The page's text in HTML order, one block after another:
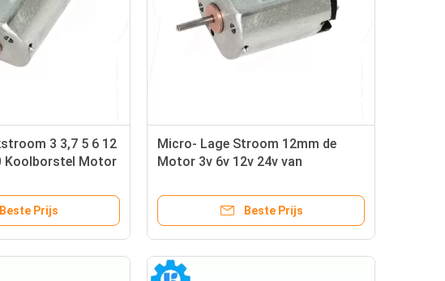
3 3,7 5 6 12
Koolborstel Motor
Beste Prijs
Micro- Lage Stroom 12mm de
Motor 3v 6v 12v 24v van
Gelijkstroom Borstels
Beste Prijs